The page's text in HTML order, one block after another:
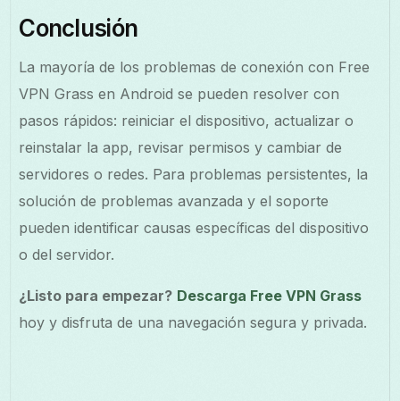
Conclusión
La mayoría de los problemas de conexión con Free
VPN Grass en Android se pueden resolver con
pasos rápidos: reiniciar el dispositivo, actualizar o
reinstalar la app, revisar permisos y cambiar de
servidores o redes. Para problemas persistentes, la
solución de problemas avanzada y el soporte
pueden identificar causas específicas del dispositivo
o del servidor.
¿Listo para empezar? Descarga Free VPN Grass
hoy y disfruta de una navegación segura y privada.